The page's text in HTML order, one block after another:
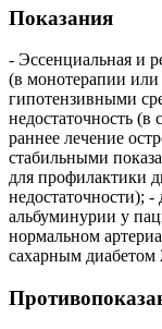
Показания
- Эссенциальная и
(в монотерапии
гипотензивными
недостаточность
раннее лечение
стабильными
для профилактики
недостаточности);
альбуминурии у
нормальном
сахарным диабетом